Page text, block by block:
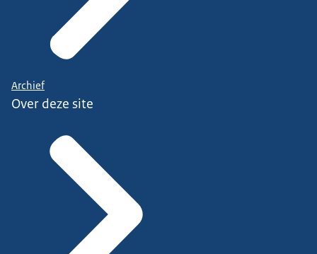
Archief
Over deze site